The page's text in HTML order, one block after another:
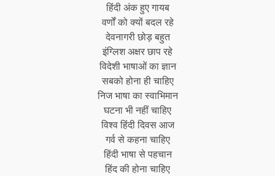
हिंदी अंक हुए गायब
वर्णों को क्यों बदल रहे
देवनागरी छोड़ बहुत
इंग्लिश अक्षर छाप रहे
विदेशी भाषाओं का ज्ञान
सबको होना ही चाहिए
निज भाषा का स्वाभिमान
घटना भी नहीं चाहिए
विश्व हिंदी दिवस आज
गर्व से कहना चाहिए
हिंदी भाषा से पहचान
हिंद की होना चाहिए